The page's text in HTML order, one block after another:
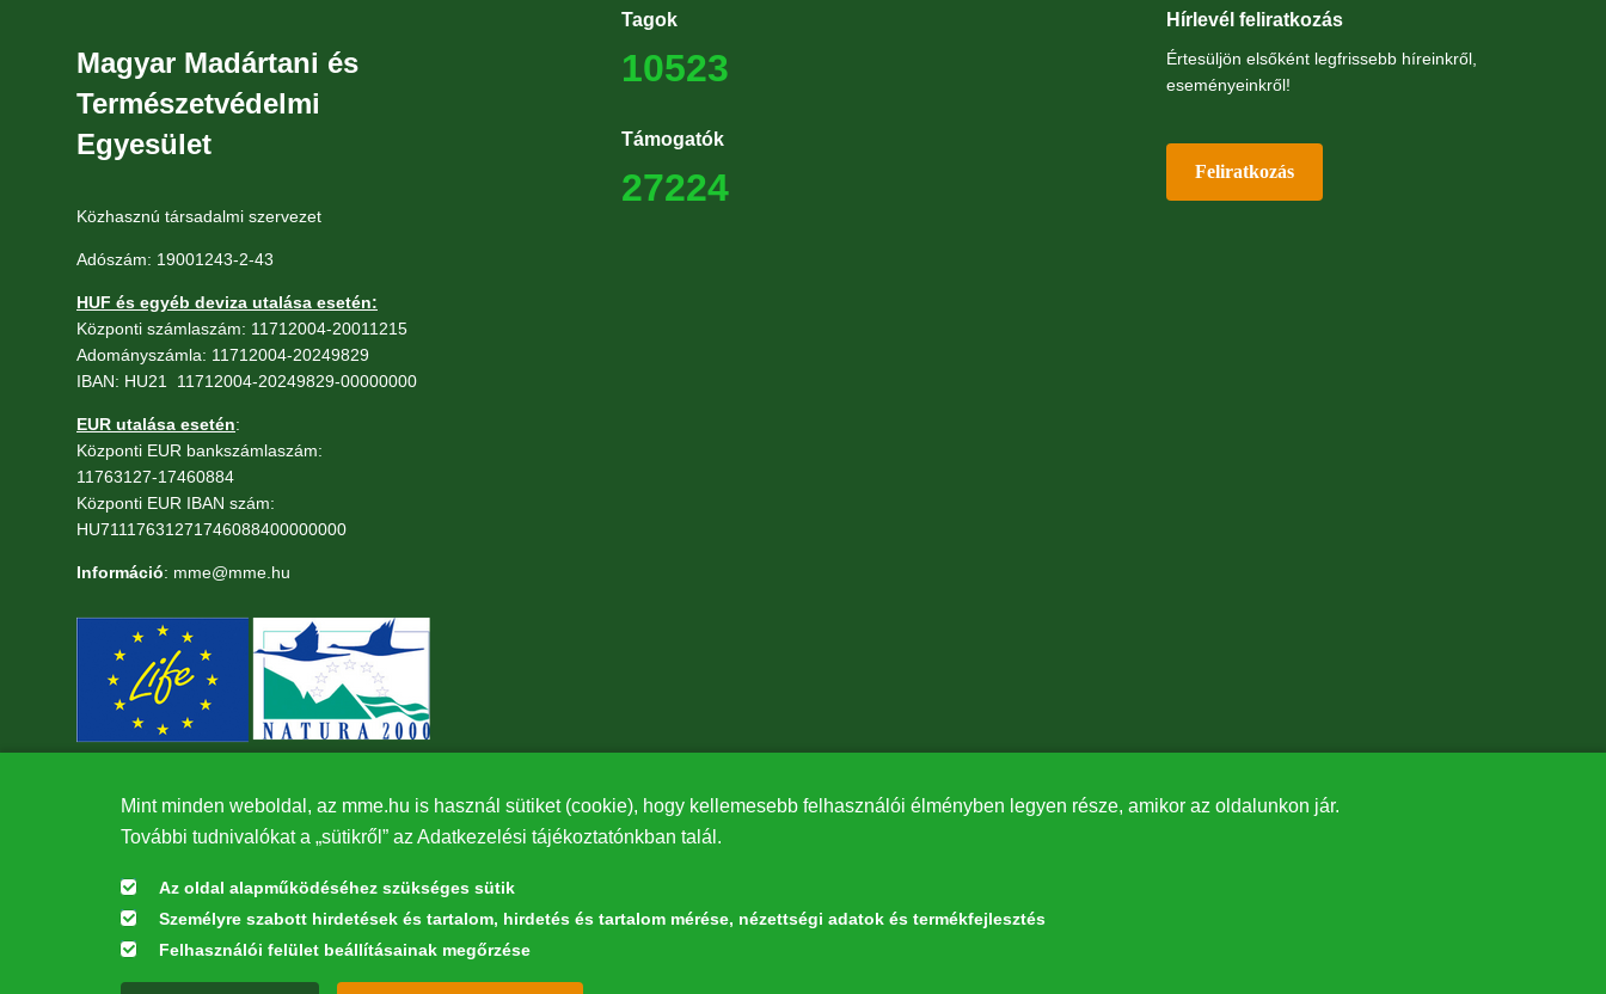
Magyar Madártani és
Természetvédelmi
Egyesület
Közhasznú társadalmi szervezet
Adószám: 19001243-2-43
HUF és egyéb deviza utalása esetén:
Központi számlaszám: 11712004-20011215
Adományszámla: 11712004-20249829
IBAN: HU21 11712004-20249829-00000000
EUR utalása esetén:
Központi EUR bankszámlaszám:
11763127-17460884
Központi EUR IBAN szám:
HU71117631271746088400000000
Információ: mme@mme.hu
Tagok
10523
Támogatók
27224
Hírlevél feliratkozás
Értesüljön elsőként legfrissebb híreinkről,
eseményeinkről!
Feliratkozás
Mint minden weboldal, az mme.hu is használ sütiket (cookie), hogy kellemesebb felhasználói élményben legyen része, amikor az oldalunkon jár.
További tudnivalókat a „sütikről” az Adatkezelési tájékoztatónkban talál.
Az oldal alapműködéséhez szükséges sütik
Személyre szabott hirdetések és tartalom, hirdetés és tartalom mérése, nézettségi adatok és termékfejlesztés
Felhasználói felület beállításainak megőrzése